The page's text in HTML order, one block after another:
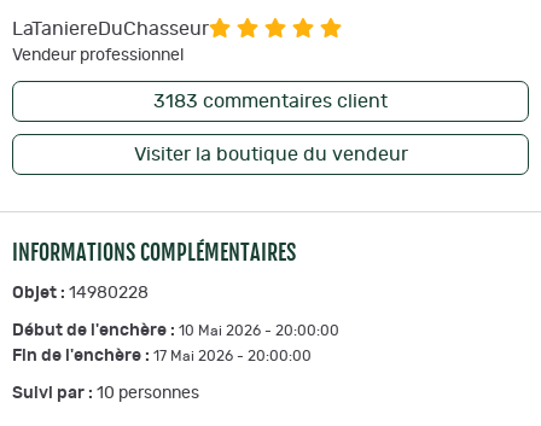
LaTaniereDuChasseur
Vendeur professionnel
3183 commentaires client
Visiter la boutique du vendeur
INFORMATIONS COMPLÉMENTAIRES
Objet : 14980228
Début de l'enchère : 10 Mai 2026 - 20:00:00
Fin de l'enchère : 17 Mai 2026 - 20:00:00
Suivi par : 10 personnes